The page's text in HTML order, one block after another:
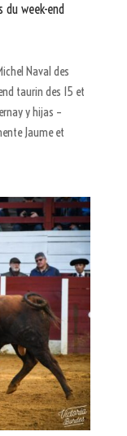
du week-end
Naval des
taurin des 15 et
y hijas –
Jaume et